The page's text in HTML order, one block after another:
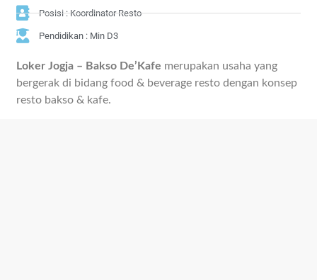
Posisi : Koordinator Resto
Pendidikan : Min D3
Loker Jogja – Bakso De’Kafe merupakan usaha yang
bergerak di bidang food & beverage resto dengan konsep
resto bakso & kafe.